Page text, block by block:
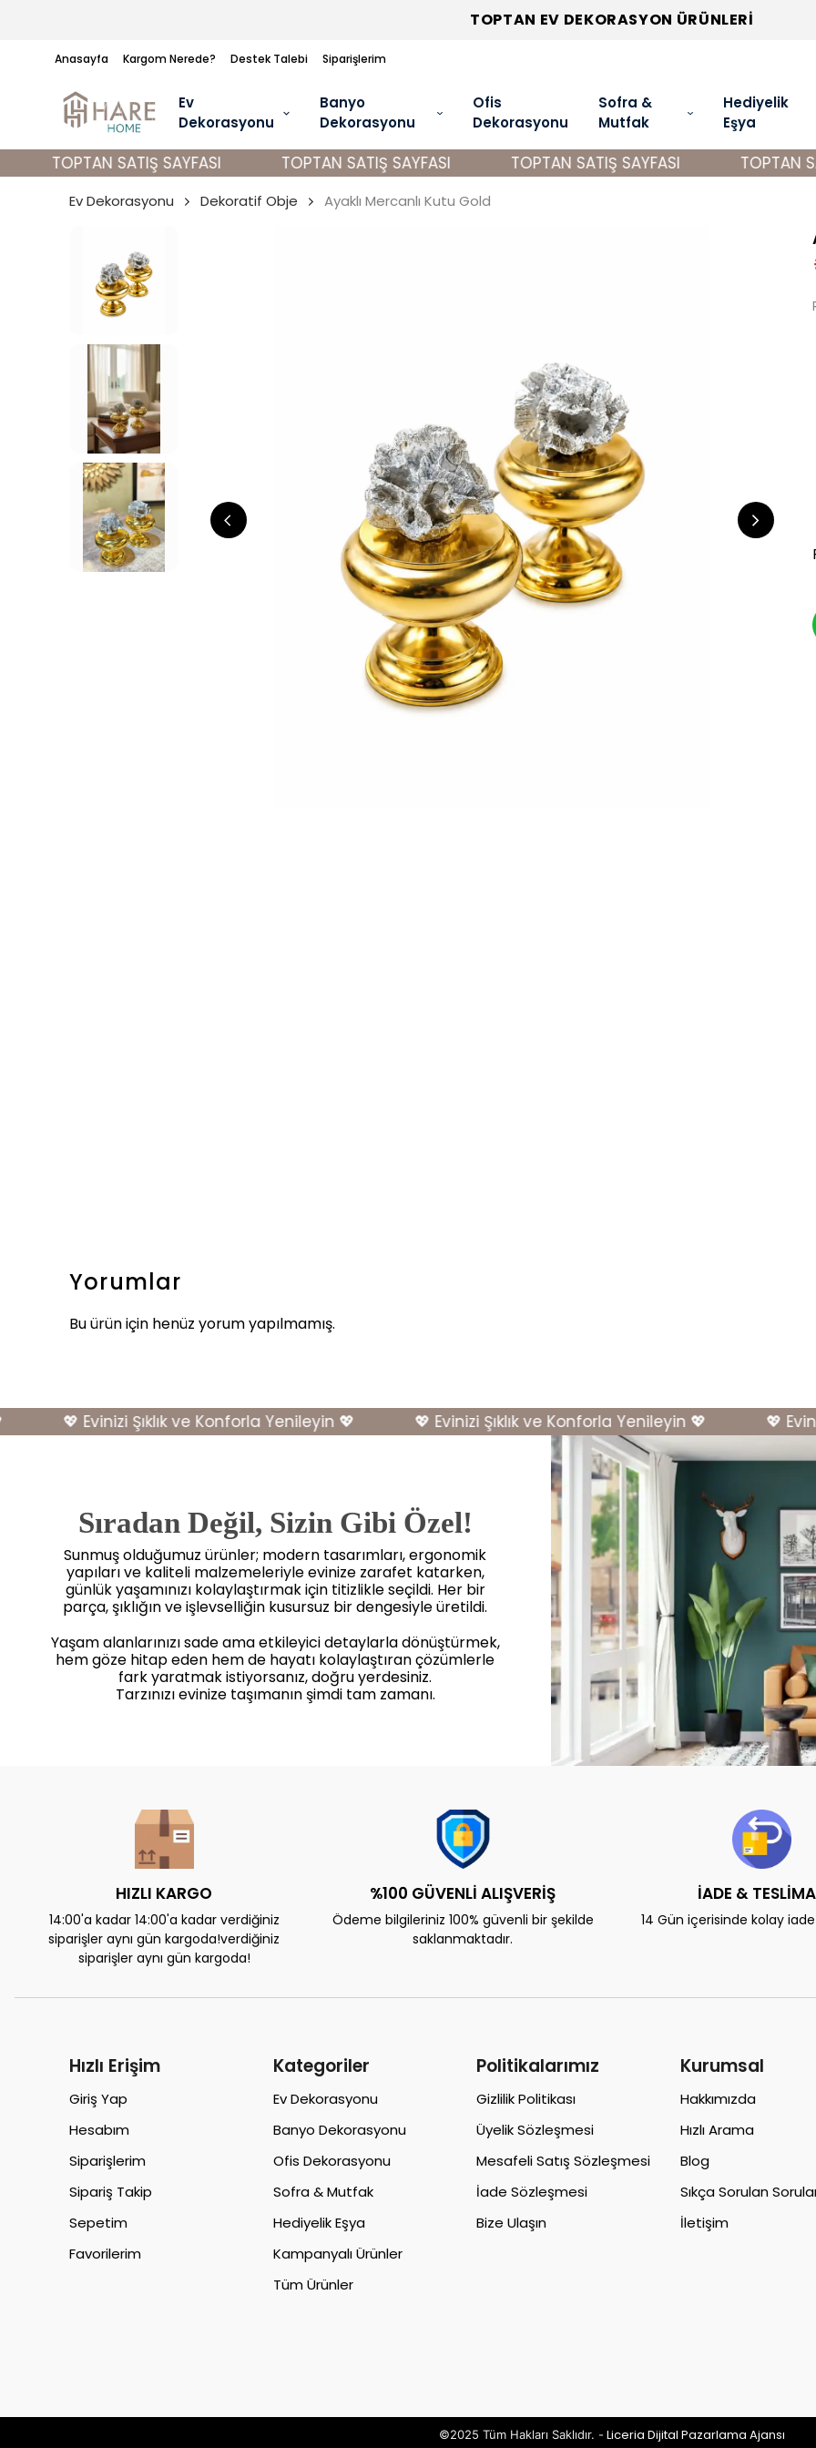
Anasayfa Kargom Nerede? Destek Talebi Siparişlerim
TOPTAN EV DEKORASYON ÜRÜNLERİ
Ev
Dekorasyonu
Banyo
Dekorasyonu
Ofis
Dekorasyonu
Sofra &
Mutfak
Hediyelik
Eşya
TOPTAN SATIŞ SAYFASI TOPTAN SATIŞ SAYFASI TOPTAN SATIŞ SAYFASI TOPTAN
Ev Dekorasyonu Dekoratif Obje Ayaklı Mercanlı Kutu Gold
Yorumlar
Bu ürün için henüz yorum yapılmamış.
💖 Evinizi Şıklık ve Konforla Yenileyin 💖 💖 Evinizi Şıklık ve Konforla Yenileyin 💖 💖
Sıradan Değil, Sizin Gibi Özel!
Sunmuş olduğumuz ürünler; modern tasarımları, ergonomik
yapıları ve kaliteli malzemeleriyle evinize zarafet katarken,
günlük yaşamınızı kolaylaştırmak için titizlikle seçildi. Her bir
parça, şıklığın ve işlevselliğin kusursuz bir dengesiyle üretildi.
Yaşam alanlarınızı sade ama etkileyici detaylarla dönüştürmek,
hem göze hitap eden hem de hayatı kolaylaştıran çözümlerle
fark yaratmak istiyorsanız, doğru yerdesiniz.
Tarzınızı evinize taşımanın şimdi tam zamanı.
HIZLI KARGO
14:00'a kadar 14:00'a kadar verdiğiniz
siparişler aynı gün kargoda!verdiğiniz
siparişler aynı gün kargoda!
%100 GÜVENLİ ALIŞVERİŞ
Ödeme bilgileriniz 100% güvenli bir şekilde
saklanmaktadır.
İADE &
14 Gün içerisinde kolay
Hızlı Erişim
Giriş Yap
Hesabım
Siparişlerim
Sipariş Takip
Sepetim
Favorilerim
Kategoriler
Ev Dekorasyonu
Banyo Dekorasyonu
Ofis Dekorasyonu
Sofra & Mutfak
Hediyelik Eşya
Kampanyalı Ürünler
Tüm Ürünler
Politikalarımız
Gizlilik Politikası
Üyelik Sözleşmesi
Mesafeli Satış Sözleşmesi
İade Sözleşmesi
Bize Ulaşın
Kurumsal
Hakkımızda
Hızlı Arama
Blog
Sıkça Sorulan
İletişim
©2025 Tüm Hakları Saklıdır. - Liceria Dijital Pazarlama Ajansı